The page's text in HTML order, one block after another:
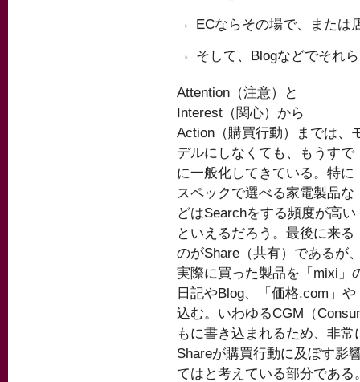
ECならその場で、または
そして、Blogなどでそれ
Attention（注意）と
Interest（関心）から
Action（購買行動）までは、
デルにしなくても、もうすで
に一般化してきている。特に
スペックで選べる家電製品な
どはSearchをする頻度が高い
といえるだろう。最後に来る
のがShare（共有）であるが
実際に買った製品を「mixi」
日記やBlog、「価格.com」
込む。いわゆるCGM（
もに書き込まれるため、非
Shareが購買行動に及ぼす影
てはと考えている部分であ